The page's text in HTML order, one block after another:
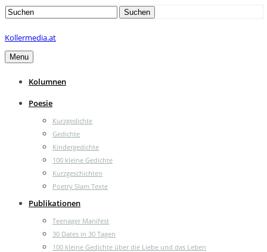
Search
Suchen
Kollermedia.at
Menu
Kolumnen
Poesie
Kurzgedichte
Gedichte
Kindergedichte
100 kleine Gedichte
Kurzgeschichten
Poetry Slam Texte
Publikationen
Teenager Manifest
30 Dates in 30 Tagen
100 kleine Gedichte über die Liebe und das Leben